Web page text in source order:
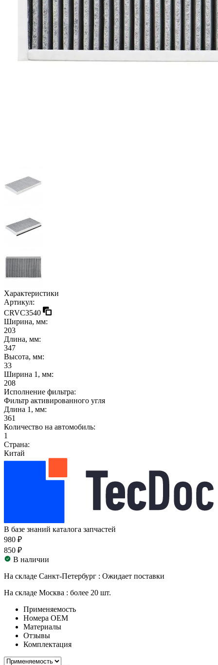
Характеристики
Артикул:
CRVC3540
Ширина, мм:
203
Длина, мм:
347
Высота, мм:
33
Ширина 1, мм:
208
Исполнение фильтра:
Фильтр активированного угля
Длина 1, мм:
361
Количество на автомобиль:
1
Страна:
Китай
В базе знаний каталога запчастей
980 ₽
850 ₽
В наличии
На складе Санкт-Петербург : Ожидает поставки
На складе Москва : более 20 шт.
Применяемость
Номера ОЕМ
Материалы
Отзывы
Комплектация